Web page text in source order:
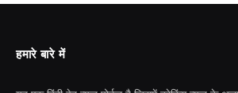
हमारे बारे में